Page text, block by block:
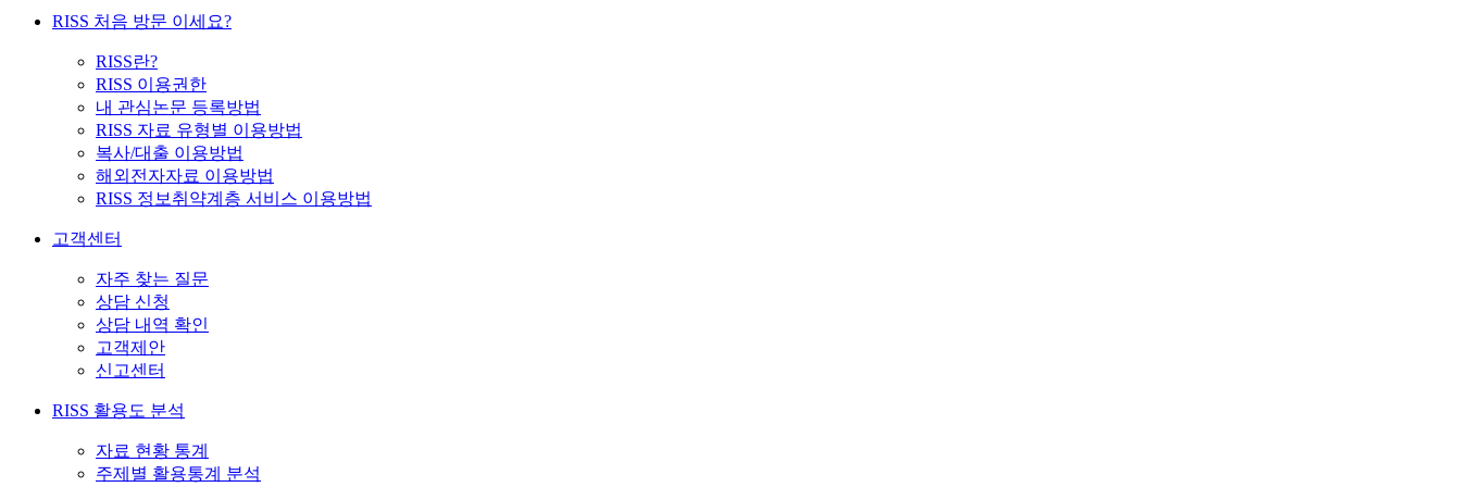
RISS 처음 방문 이세요?
RISS란?
RISS 이용권한
내 관심논문 등록방법
RISS 자료 유형별 이용방법
복사/대출 이용방법
해외전자자료 이용방법
RISS 정보취약계층 서비스 이용방법
고객센터
자주 찾는 질문
상담 신청
상담 내역 확인
고객제안
신고센터
RISS 활용도 분석
자료 현황 통계
주제별 활용통계 분석